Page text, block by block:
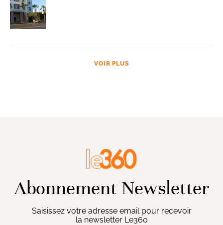
VOIR PLUS
Abonnement Newsletter
Saisissez votre adresse email pour recevoir
la newsletter Le360